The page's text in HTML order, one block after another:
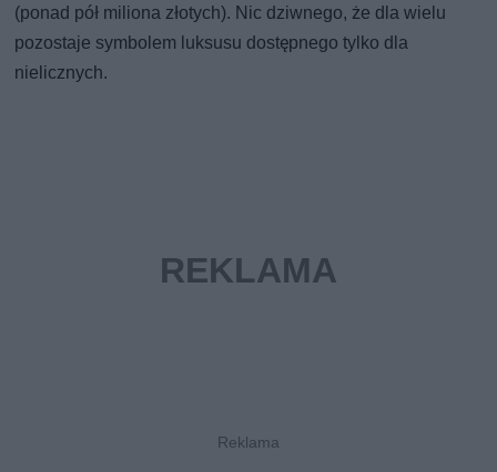
(ponad pół miliona złotych). Nic dziwnego, że dla wielu
pozostaje symbolem luksusu dostępnego tylko dla
nielicznych.